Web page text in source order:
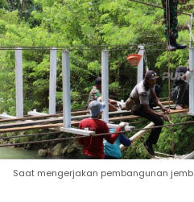
Saat mengerjakan pembangunan